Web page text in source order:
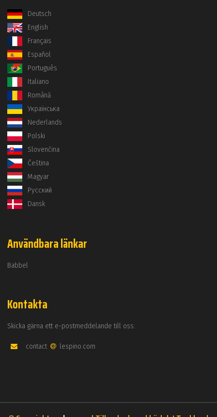
Deutsch
English
Français
Español
Português
Italiano
Română
Українська
Nederlands
Polski
Slovenčina
Čeština
Magyar
Русский
Dansk
Användbara länkar
Babbel
Kontakta
Skicka gärna ett e-postmeddelande till oss:
contact lespino.com